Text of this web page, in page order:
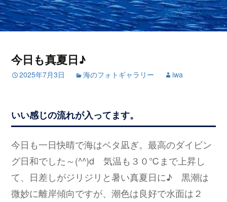
今日も真夏日♪
2025年7月3日 海のフォトギャラリー iwa
いい感じの流れが入ってます。
今日も一日快晴で海はベタ凪ぎ。最高のダイビン
グ日和でした～(^^)d 気温も３０℃まで上昇し
て、日差しがジリジリと暑い真夏日に♪ 黒潮は
微妙に離岸傾向ですが、潮色は良好で水面は２